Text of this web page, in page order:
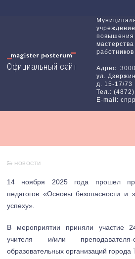
Официальный сайт
Адрес:
ул.
д. 15-17/73
Тел.:
E-mail:
НОВОСТИ
14 ноября 2025 года прошел
педагогов «Основы безопасности
успеху».
В мероприятии приняли участие
учителя и/или преподавателя-
образовательных организаций города